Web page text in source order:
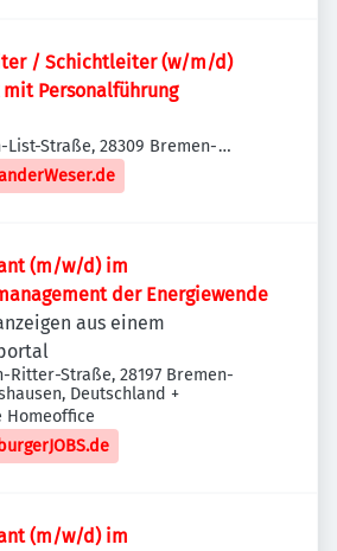
/ Schichtleiter (w/m/d)
Personalführung
List-Straße, 28309 Bremen-
Deutschland
(m/w/d) im
der Energiewende
aus einem
Ritter-Straße, 28197 Bremen-
Deutschland +
Homeoffice
(m/w/d) im